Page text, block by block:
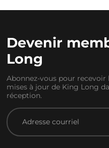
Devenir
Long
Abonnez-vous pour recevoir
mises à jour de King Long
réception.